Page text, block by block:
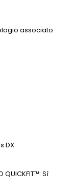
associato.
DX
QUICKFIT™: Sì